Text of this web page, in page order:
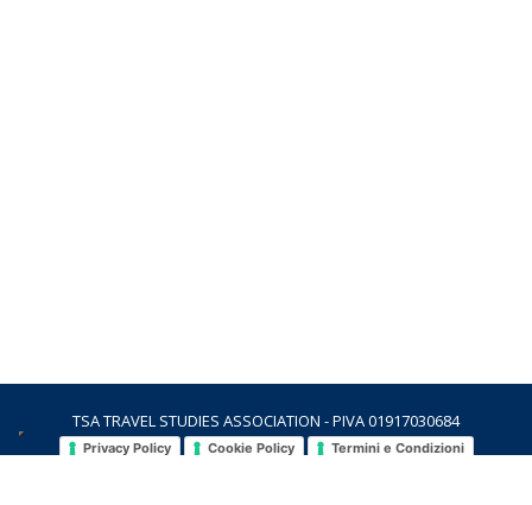
TSA TRAVEL STUDIES ASSOCIATION - PIVA 01917030684
Privacy Policy Cookie Policy Termini e Condizioni